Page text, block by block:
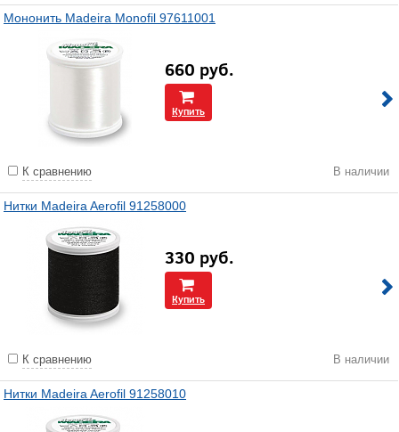
Мононить Madeira Monofil 97611001
660 руб.
Купить
К сравнению В наличии
Нитки Madeira Aerofil 91258000
330 руб.
Купить
К сравнению В наличии
Нитки Madeira Aerofil 91258010